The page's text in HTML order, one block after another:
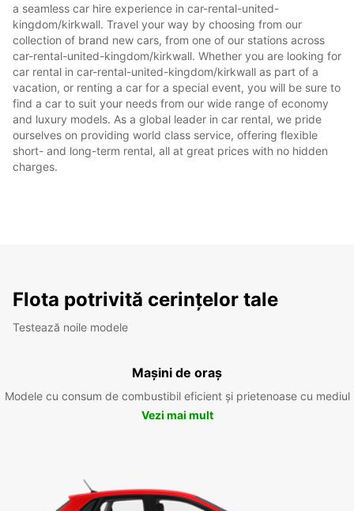
a seamless car hire experience in car-rental-united-
kingdom/kirkwall. Travel your way by choosing from our
collection of brand new cars, from one of our stations across
car-rental-united-kingdom/kirkwall. Whether you are looking for
car rental in car-rental-united-kingdom/kirkwall as part of a
vacation, or renting a car for a special event, you will be sure to
find a car to suit your needs from our wide range of economy
and luxury models. As a global leader in car rental, we pride
ourselves on providing world class service, offering flexible
short- and long-term rental, all at great prices with no hidden
charges.
Flota potrivită cerințelor tale
Testează noile modele
Mașini de oraș
Modele cu consum de combustibil eficient și prietenoase cu mediul
Vezi mai mult